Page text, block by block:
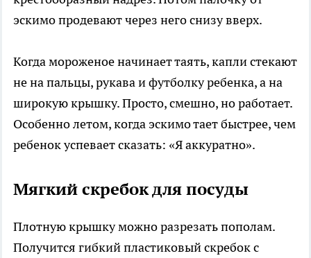
эскимо продевают через него снизу вверх.
Когда мороженое начинает таять, капли стекают
не на пальцы, рукава и футболку ребенка, а на
широкую крышку. Просто, смешно, но работает.
Особенно летом, когда эскимо тает быстрее, чем
ребенок успевает сказать: «Я аккуратно».
Мягкий скребок для посуды
Плотную крышку можно разрезать пополам.
Получится гибкий пластиковый скребок с